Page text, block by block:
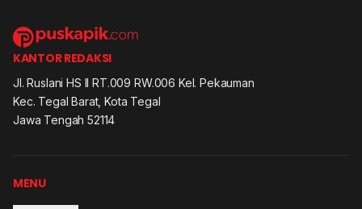
KANTOR REDAKSI
Jl. Ruslani HS II RT.009 RW.006 Kel. Pekauman
Kec. Tegal Barat, Kota Tegal
Jawa Tengah 52114
MENU